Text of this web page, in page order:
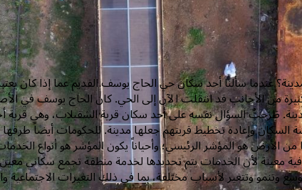
عندما سألنا أحد سكان حي الحاج يوسف القديم عما إذا كان
من الأجانب قد انتقلت الآن إلى الحي. كان الحاج يوسف في
طَرَحتُ السؤال نفسه على أحد سكان قرية الشقيلاب، وهي قرية
السكان وإعادة تخطيط قريتهم جعلها مدينة. للحكومات أيضاً
الأرض هو المؤشر الرئيسي؛ وأحياناً يكون المؤشر هو أنواع
معينة لأن الخدمات يتم تحديدها لخدمة منطقة تجمع سكاني
وتنمو وتتغير لأسباب مختلفة، بما في ذلك التغيرات الاجتماعية